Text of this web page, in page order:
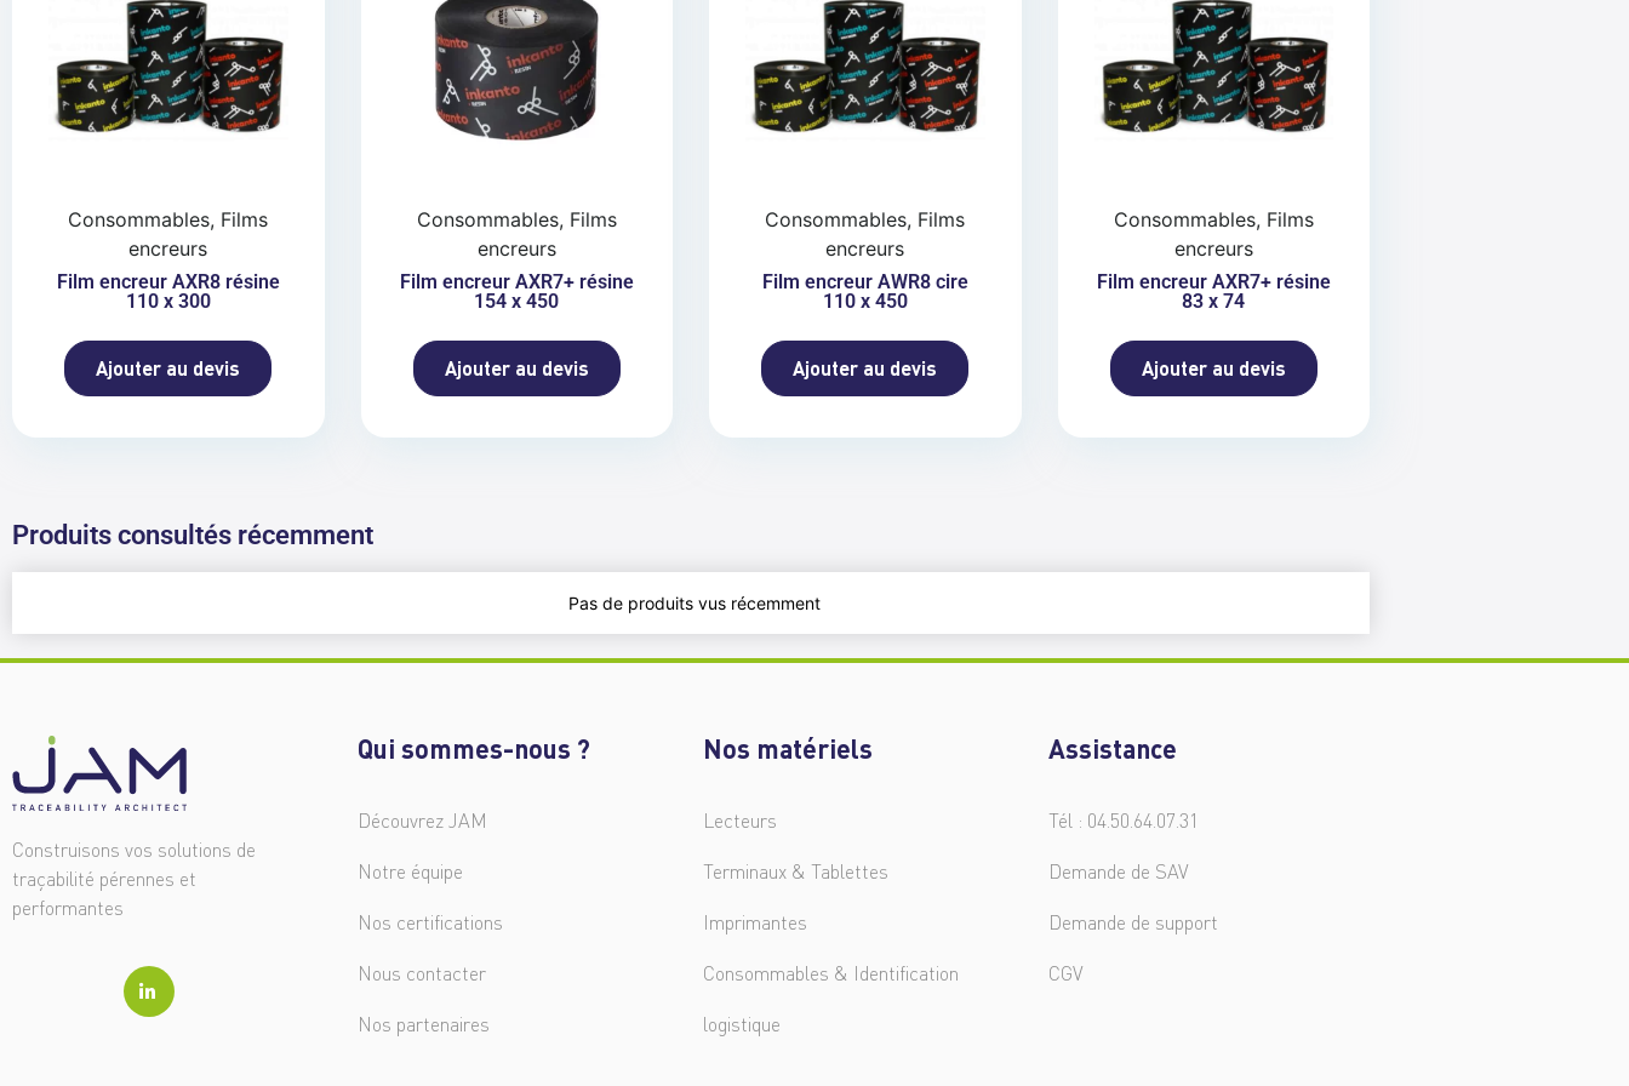
Consommables, Films
encreurs
Film encreur AXR8 résine
110 x 300
Ajouter au devis
Consommables, Films
encreurs
Film encreur AXR7+ résine
154 x 450
Ajouter au devis
Consommables, Films
encreurs
Film encreur AWR8 cire
110 x 450
Ajouter au devis
Consommables, Films
encreurs
Film encreur AXR7+ résine
83 x 74
Ajouter au devis
Produits consultés récemment
Pas de produits vus récemment
Construisons vos solutions de
traçabilité pérennes et
performantes
Qui sommes-nous ?
Découvrez JAM
Notre équipe
Nos certifications
Nous contacter
Nos partenaires
Nos matériels
Lecteurs
Terminaux & Tablettes
Imprimantes
Consommables & Identification
logistique
Assistance
Tél : 04.50.64.07.31
Demande de SAV
Demande de support
CGV